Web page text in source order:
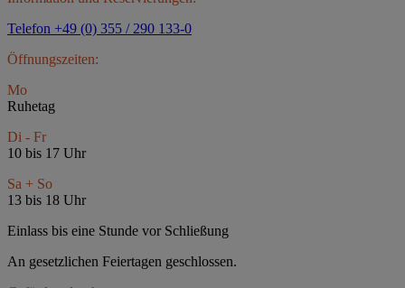
Telefon +49 (0) 355 / 290 133-0
Öffnungszeiten:
Mo
Ruhetag
Di - Fr
10 bis 17 Uhr
Sa + So
13 bis 18 Uhr
Einlass bis eine Stunde vor Schließung
An gesetzlichen Feiertagen geschlossen.